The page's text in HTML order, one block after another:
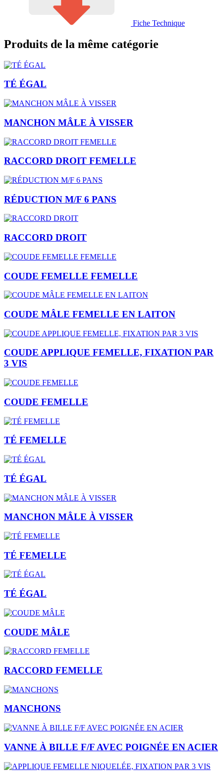
Fiche Technique
Produits de la même catégorie
TÉ ÉGAL
MANCHON MÂLE À VISSER
RACCORD DROIT FEMELLE
RÉDUCTION M/F 6 PANS
RACCORD DROIT
COUDE FEMELLE FEMELLE
COUDE MÂLE FEMELLE EN LAITON
COUDE APPLIQUE FEMELLE, FIXATION PAR
3 VIS
COUDE FEMELLE
TÉ FEMELLE
TÉ ÉGAL
MANCHON MÂLE À VISSER
TÉ FEMELLE
TÉ ÉGAL
COUDE MÂLE
RACCORD FEMELLE
MANCHONS
VANNE À BILLE F/F AVEC POIGNÉE EN ACIER